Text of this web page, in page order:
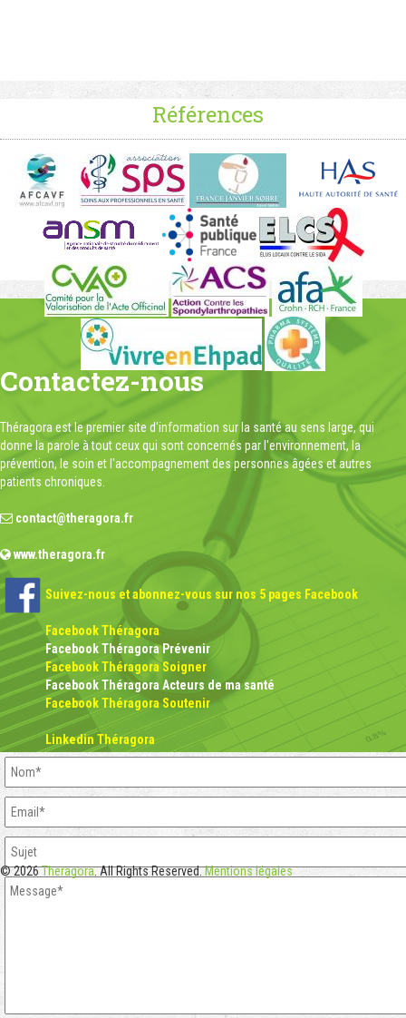
Références
Contactez-nous
Théragora est le premier site d'information sur la santé au sens large, qui
donne la parole à tout ceux qui sont concernés par l'environnement, la
prévention, le soin et l'accompagnement des personnes âgées et autres
patients chroniques.
contact@theragora.fr
www.theragora.fr
Suivez-nous et abonnez-vous sur nos 5 pages Facebook
Facebook Théragora
Facebook Théragora Prévenir
Facebook Théragora Soigner
Facebook Théragora Acteurs de ma santé
Facebook Théragora Soutenir
Linkedin Théragora
© 2026Theragora. All Rights Reserved.Mentions légales